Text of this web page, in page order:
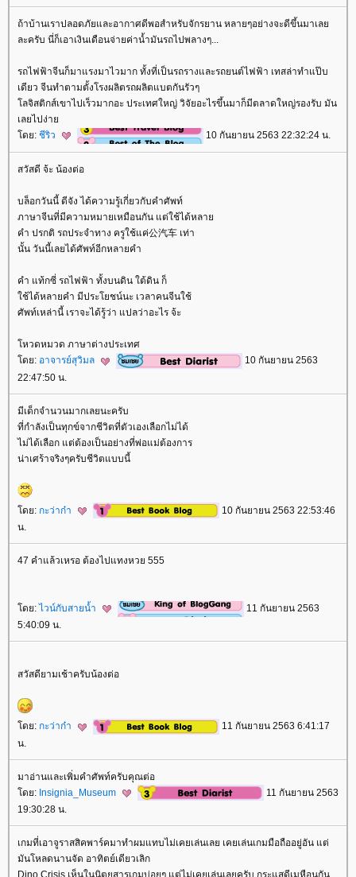
ถ้าบ้านเราปลอดภัยและอากาศดีพอสำหรับจักรยาน หลายๆอย่างจะดีขึ้นมาเล
ละครับ นี่ก็เอาเงินเดือนจ่ายค่าน้ำมันรถไปพลางๆ...
รถไฟฟ้าจีนก็มาแรงมาไวมาก ทั้งที่เป็นรถรางและรถยนต์ไฟฟ้า เทสล่าทำแป๊บ
เดียว จีนทำตามตั้งโรงผลิตรถผลิตแบตกันรัวๆ
ลจิสติกส์เขาไปเร็วมากอะ ประเทศใหญ่ วิจัยอะไรขึ้นมาก็มีตลาดใหญ่รองรับ มัน
เลยไปง่า
ดย: ชีริว 10 กันยายน 2563 22:32:24 น.
สวัสดี จ้ะ น้องต่อ
บล็อกวันนี้ ดีจัง ได้ความรู้เกี่ยวกับคำศัพท์
ภาษาจีนที่มีความหมายเหมือนกัน แต่ใช้ได้หลา
คำ ปรกติ รถประจำทาง ครูใช้แค่公汽车 เท่า
นั้น วันนี้เลยได้ศัพท์อีกหลายคำ
คำ แท้กซี่ รถไฟฟ้า ทั้งบนดิน ใต้ดิน ก็
ช้ได้หลายคำ มีประโยชน์นะ เวลาคนจีนใช้
ศัพท์เหล่านี้ เราจะได้รู้ว่า แปลว่าอะไร จ้ะ
หวดหมวด ภาษาต่างประเทศ
ดย: อาจารย์สุวิมล
10 กันยายน 2563
22:47:50 น.
มีเด็กจำนวนมากเลยนะครับ
ที่กำลังเป็นทุกข์จากชีวิตที่ตัวเองเลือกไม่ได้
ไม่ได้เลือก แต่ต้องเป็นอย่างที่พ่อแม่ต้องการ
น่าเศร้าจริงๆครับชีวิตแบบนี้
ดย: กะว่าก๋า
10 กันยายน 2563 22:53:46
น.
47 คำแล้วเหรอ ต้องไปแทงหวย 555
ดย: ไวน์กับสายน้ำ
11 กันยายน 2563
5:40:09 น.
สวัสดียามเช้าครับน้องต่อ
ดย: กะว่าก๋า
11 กันยายน 2563 6:41:17
น.
มาอ่านและเพิ่มคำศัพท์ครับคุณต่อ
ดย: Insignia_Museum
11 กันยายน 2563
19:30:28 น.
เกมที่เอาจูราสสิคพาร์คมาทำผมแทบไม่เคยเล่นเลย เคยเล่นเกมมือถืออยู่อัน แต่
มันโหลดนานจัด อาทิตย์เดียวเลิก
Dino Crisis เห็นในนิตยสารเกมบ่อยๆ แต่ไม่เคยเล่นเลยครับ กระแสดีเมหือนกัน